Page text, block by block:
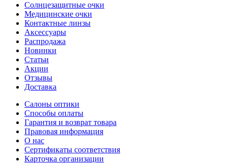
Солнцезащитные очки
Медицинские очки
Контактные линзы
Аксессуары
Распродажа
Новинки
Статьи
Акции
Отзывы
Доставка
Салоны оптики
Способы оплаты
Гарантия и возврат товара
Правовая информация
О нас
Сертификаты соответствия
Карточка организации